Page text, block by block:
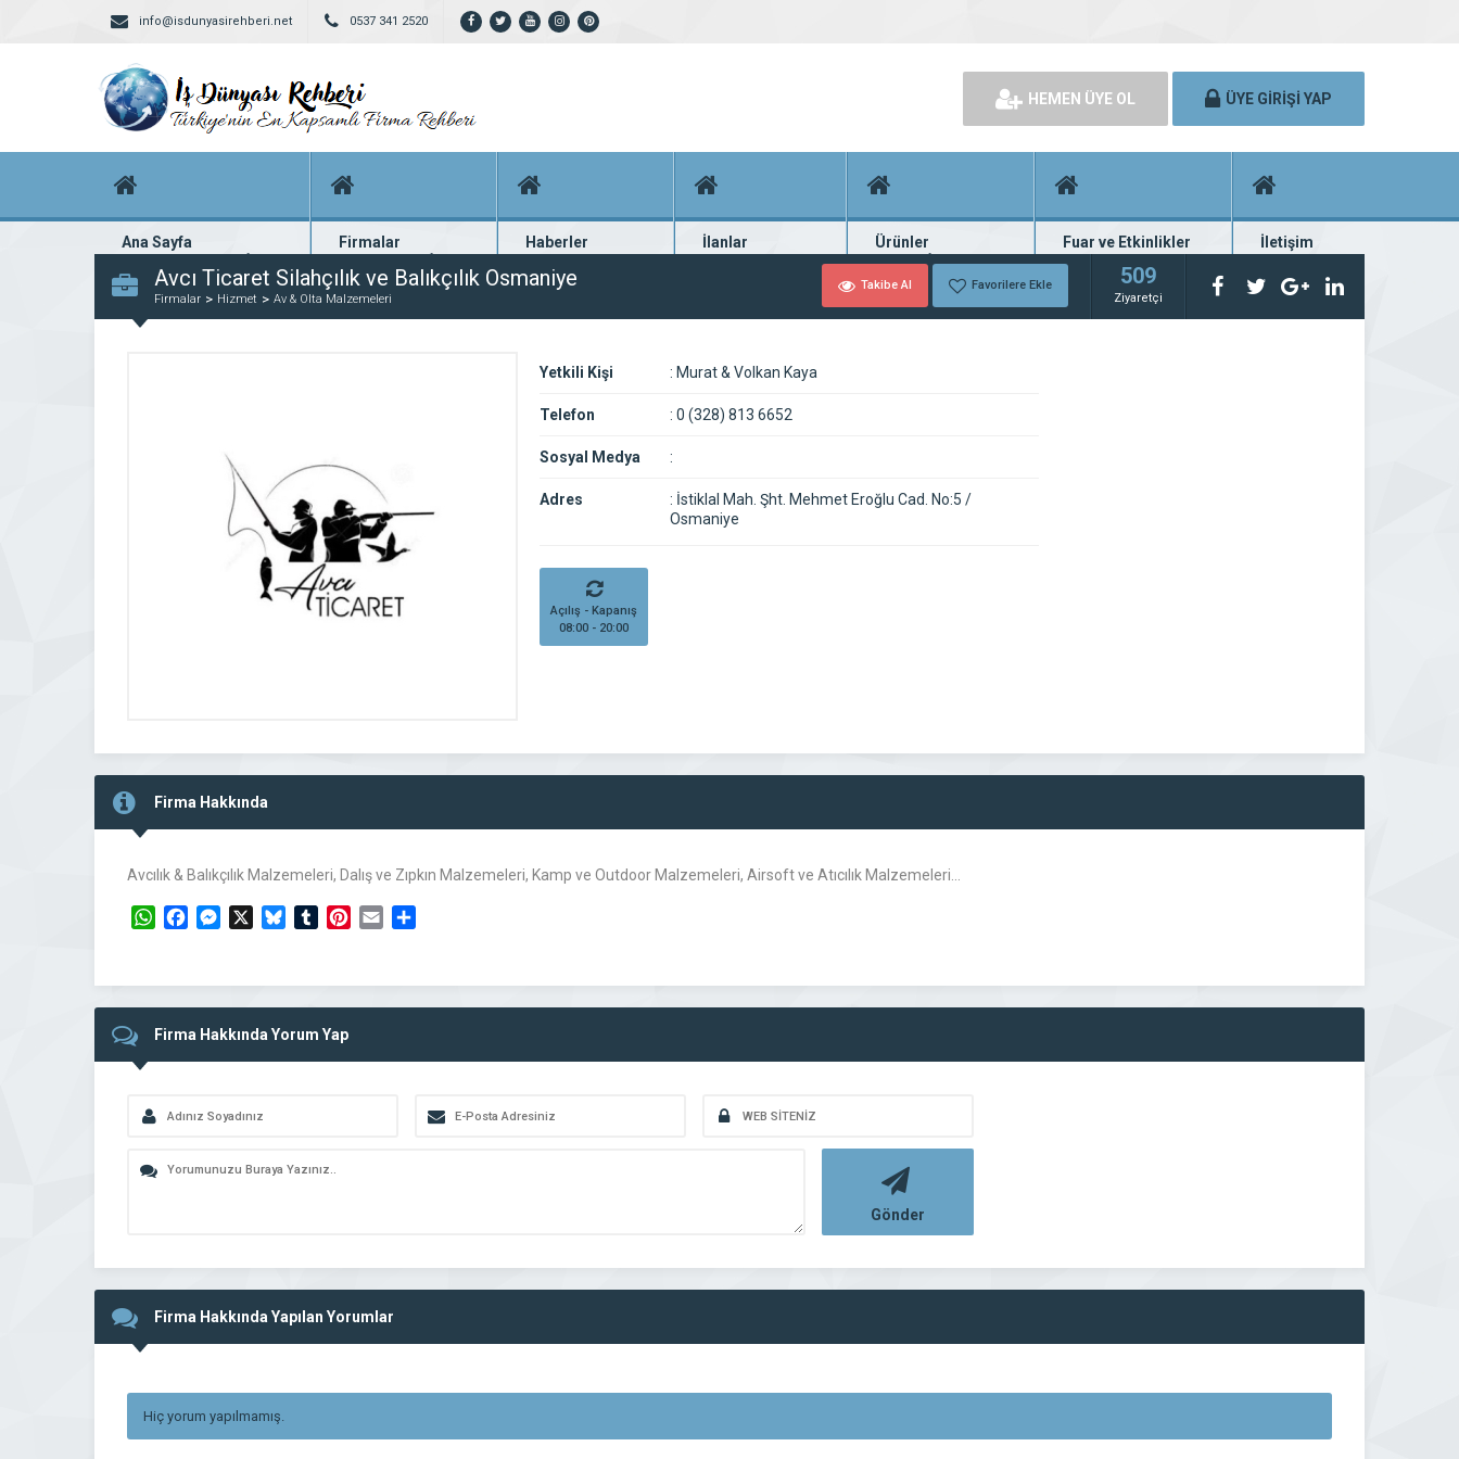
info@isdunyasirehberi.net 0537 341 2520
HEMEN ÜYE OL ÜYE GİRİŞİ YAP
Ana Sayfa
Firma rehberi ana sayfanız
Firmalar
Yüzlerce kayıtlı firma
Haberler
En güncel haberler
İlanlar
Güncel seri ilanlar
Ürünler
Binlerce firma ürünü
Fuar ve Etkinlikler
Fuar ve etkinlik planları
İletişim
Bize ulaşın
Avcı Ticaret Silahçılık ve Balıkçılık Osmaniye
Firmalar Hizmet Av & Olta Malzemeleri
Takibe Al Favorilere Ekle 509
Ziyaretçi
Yetkili Kişi : Murat & Volkan Kaya
Telefon : 0 (328) 813 6652
Sosyal Medya :
Adres : İstiklal Mah. Şht. Mehmet Eroğlu Cad. No:5 /
Osmaniye
Açılış - Kapanış
08:00 - 20:00
Firma Hakkında
Avcılık & Balıkçılık Malzemeleri, Dalış ve Zıpkın Malzemeleri, Kamp ve Outdoor Malzemeleri, Airsoft ve Atıcılık Malzemeleri…
WhatsAppFacebookMessengerBlueskyTumblrPinterest
Email
Firma Hakkında Yorum Yap
Gönder
Firma Hakkında Yapılan Yorumlar
Hiç yorum yapılmamış.